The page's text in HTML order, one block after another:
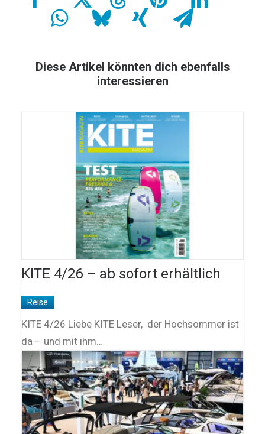
Diese Artikel könnten dich ebenfalls
interessieren
KITE 4/26 – ab sofort erhältlich
Reise
KITE 4/26 Liebe KITE Leser, der Hochsommer ist
da – und mit ihm…